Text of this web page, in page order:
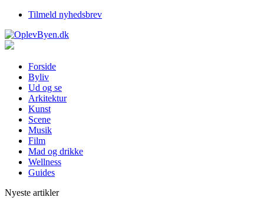
Tilmeld nyhedsbrev
Forside
Byliv
Ud og se
Arkitektur
Kunst
Scene
Musik
Film
Mad og drikke
Wellness
Guides
Nyeste artikler